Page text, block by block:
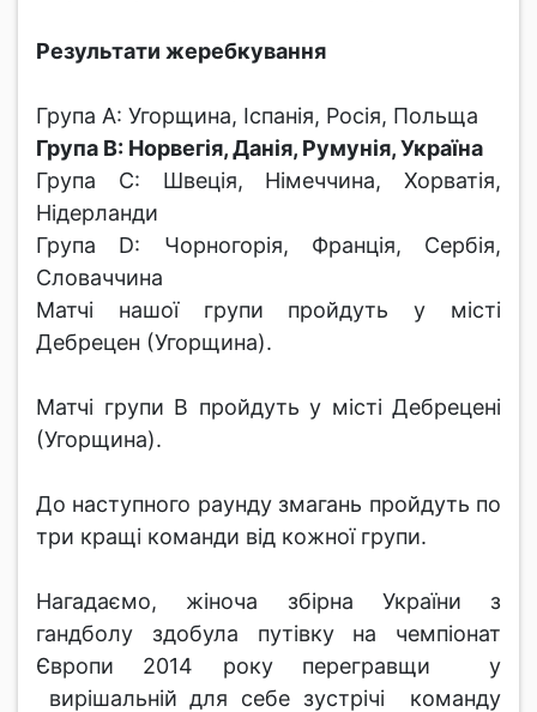
Результати жеребкування
Група А: Угорщина, Іспанія, Росія, Польща
Група B: Норвегія, Данія, Румунія, Україна
Група C: Швеція, Німеччина, Хорватія,
Нідерланди
Група D: Чорногорія, Франція, Сербія,
Словаччина
Матчі нашої групи пройдуть у місті
Дебрецен (Угорщина).
Матчі групи В пройдуть у місті Дебрецені
(Угорщина).
До наступного раунду змагань пройдуть по
три кращі команди від кожної групи.
Нагадаємо, жіноча збірна України з
гандболу здобула путівку на чемпіонат
Європи 2014 року перегравщи у
вирішальній для себе зустрічі команду